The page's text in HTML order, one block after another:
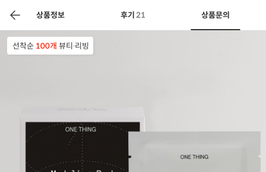
상품정보 후기 21 상품문의
농축산물할인 찬들마루 주문/배송
선착순 100개 뷰티∙리빙